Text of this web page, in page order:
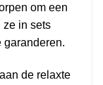
om een
ze in sets
garanderen.
de relaxte